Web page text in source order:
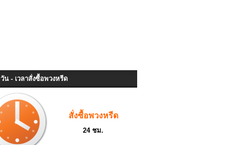
วัน - เวลาสั่งซื้อพวงหรีด
สั่งซื้อพวงหรีด
24 ชม.